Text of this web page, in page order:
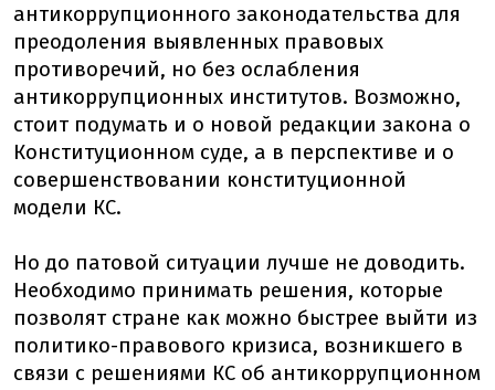
антикоррупционного законодательства для
преодоления выявленных правовых
противоречий, но без ослабления
антикоррупционных институтов. Возможно,
стоит подумать и о новой редакции закона о
Конституционном суде, а в перспективе и о
совершенствовании конституционной
модели КС.
Но до патовой ситуации лучше не доводить.
Необходимо принимать решения, которые
позволят стране как можно быстрее выйти из
политико-правового кризиса, возникшего в
связи с решениями КС об антикоррупционном